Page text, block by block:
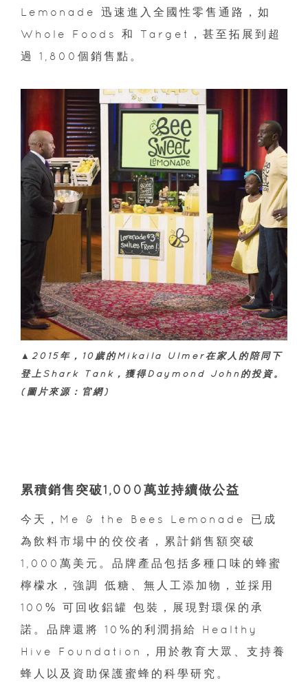
Lemonade 迅速進入全國性零售通路，如
Whole Foods 和 Target，甚至拓展到超
過 1,800個銷售點。
▲2015年，10歲的Mikaila Ulmer在家人的陪同下
登上Shark Tank，獲得Daymond John的投資。
(圖片來源：官網)
累積銷售突破1,000萬並持續做公益
今天，Me & the Bees Lemonade 已成
為飲料市場中的佼佼者，累計銷售額突破
1,000萬美元。品牌產品包括多種口味的蜂蜜
檸檬水，強調 低糖、無人工添加物，並採用
100% 可回收鋁罐 包裝，展現對環保的承
諾。品牌還將 10%的利潤捐給 Healthy
Hive Foundation，用於教育大眾、支持養
蜂人以及資助保護蜜蜂的科學研究。